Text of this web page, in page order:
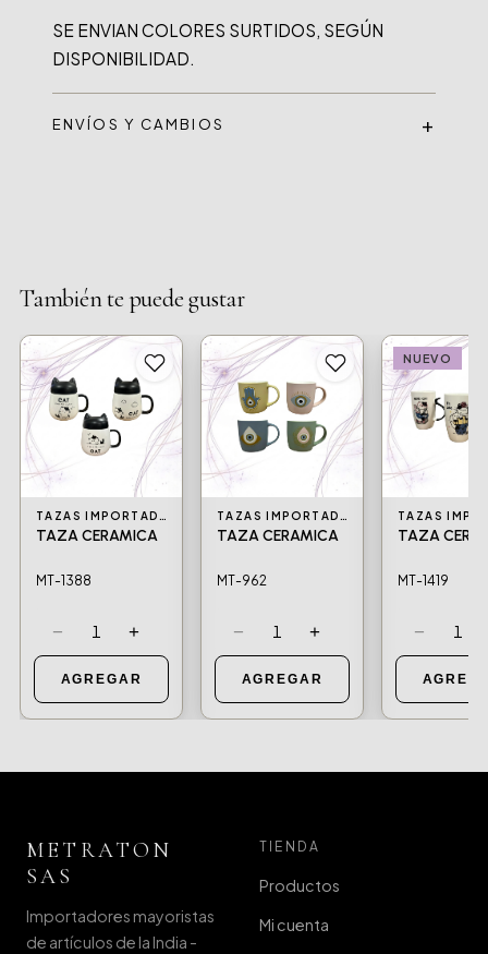
SE ENVIAN COLORES SURTIDOS, SEGÚN
ENVÍOS Y CAMBIOS
También te puede gustar
TAZAS IMPORTADAS
TAZA CERAMICA
MT-1388
− 1 +
AGREGAR
TAZAS IMPORTADAS
TAZA CERAMICA
MT-962
− 1 +
AGREGAR
NUEVO
TAZA
MT-1419
− 1
METRATON
SAS
Importadores mayoristas
de artículos de la India -
TIENDA
Productos
Mi cuenta